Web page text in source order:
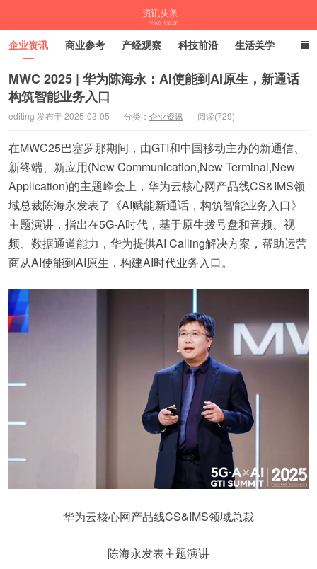
资讯头条
企业资讯 商业参考 产经观察 科技前沿 生活美学
时尚潮流 母婴亲子 专栏
MWC 2025 | 华为陈海永：AI使能到AI原生，新通话
构筑智能业务入口
editing 发布于 2025-03-05 分类： 企业资讯 阅读(729)
在MWC25巴塞罗那期间，由GTI和中国移动主办的新通信、
新终端、新应用(New Communication,New Terminal,New
Application)的主题峰会上，华为云核心网产品线CS&IMS领
域总裁陈海永发表了《AI赋能新通话，构筑智能业务入口》
主题演讲，指出在5G-A时代，基于原生拨号盘和音频、视
频、数据通道能力，华为提供AI Calling解决方案，帮助运营
商从AI使能到AI原生，构建AI时代业务入口。
华为云核心网产品线CS&IMS领域总裁
陈海永发表主题演讲